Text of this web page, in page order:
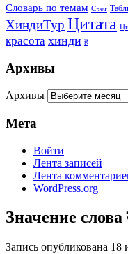
Словарь по темам Счет
ХиндиТур Цитата
красота хинди ह
Архивы
Архивы
Мета
Войти
Лента записей
Лента
WordPress.org
Значение
Запись опубликована 18